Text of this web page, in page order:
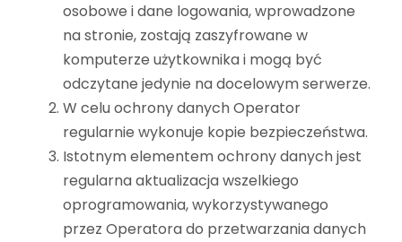
osobowe i dane logowania, wprowadzone
na stronie, zostają zaszyfrowane w
komputerze użytkownika i mogą być
odczytane jedynie na docelowym serwerze.
W celu ochrony danych Operator
regularnie wykonuje kopie bezpieczeństwa.
Istotnym elementem ochrony danych jest
regularna aktualizacja wszelkiego
oprogramowania, wykorzystywanego
przez Operatora do przetwarzania danych